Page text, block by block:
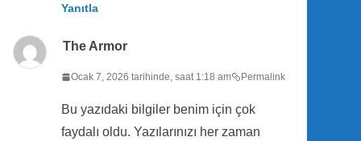
Yanıtla
The Armor
Ocak 7, 2026 tarihinde, saat 1:18 am Permalink
Bu yazıdaki bilgiler benim için çok
faydalı oldu. Yazılarınızı her zaman